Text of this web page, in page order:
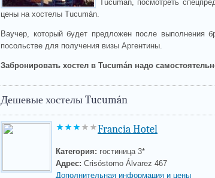
Tucumán, посмотреть
цены на хостелы Tucumán.
Ваучер, который будет предложен после выполнения
посольстве для получения визы Аргентины.
Забронировать хостел в Tucumán надо
Дешевые хостелы Tucumán
Francia Hotel
Категория: гостиница 3*
Адрес: Crisóstomo Álvarez 467
Дополнительная информация и цены